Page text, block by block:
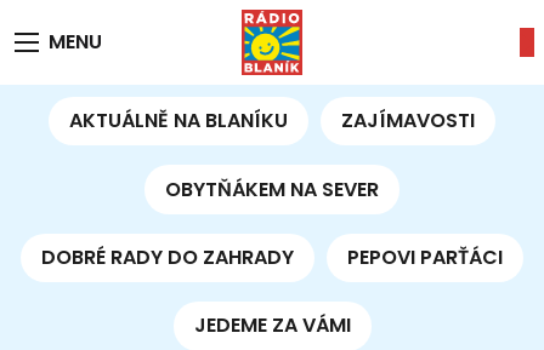
MENU
AKTUÁLNĚ NA BLANÍKU ZAJÍMAVOSTI
OBYTŇÁKEM NA SEVER
DOBRÉ RADY DO ZAHRADY PEPOVI PARŤÁCI
JEDEME ZA VÁMI